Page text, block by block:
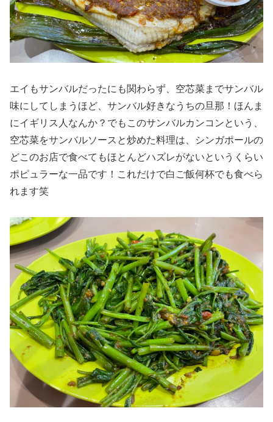
エイもサンバルだったにも関わらず、空芯菜までサンバル
味にしてしまうほど、サンバル好きなうちの旦那！ほんま
にイギリス人なんか？でもこのサンバルカンコンという、
空芯菜をサンバルソースと炒めた料理は、シンガポールの
どこのお店で食べてもほとんどハズレがないというくらい
ポピュラーな一品です！これだけで白ご飯何杯でも食べら
れます笑